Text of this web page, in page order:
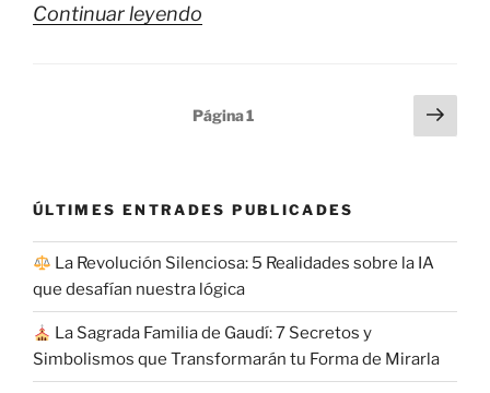
Continuar leyendo
al
fase
de
ORWEL?»
Página1
ÚLTIMES ENTRADES PUBLICADES
La Revolución Silenciosa: 5 Realidades sobre la IA
que desafían nuestra lógica
La Sagrada Familia de Gaudí: 7 Secretos y
Simbolismos que Transformarán tu Forma de Mirarla